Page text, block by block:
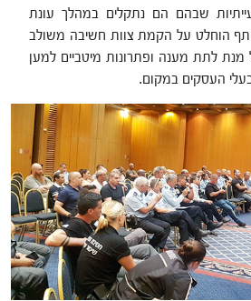
שבהם הם נתקלים במהלך עונת
הוחלט על הקמת צוות חשיבה משולב
מנת לתת מענה ופתרונות מיטביים למען
העסקים במקום.